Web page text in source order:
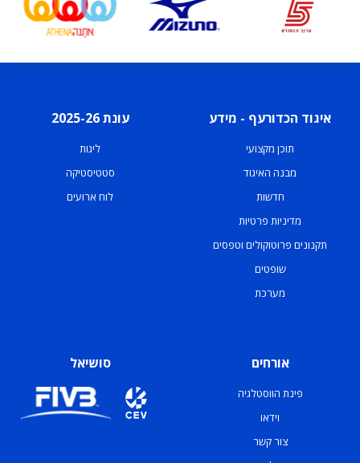
איגוד הכדורעף - מידע
תוכן מקצועי
מבנה האיגוד
חדשות
מדיניות פרטיות
תקנונים פרוטוקולים וטפסים
שופטים
מערכת
עונת 2025-26
ליגות
סטטיסטיקה
לוח ארועים
אורחים
פינת הווסטלגיה
וידאו
צור קשר
סושיאל